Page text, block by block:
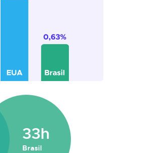
33h
Brasil